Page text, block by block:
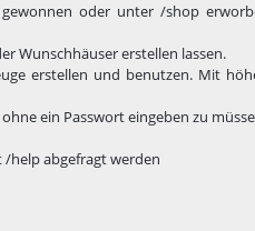
oder unter /shop
Wunschhäuser erstellen lassen.
erstellen und benutzen. Mit
ein Passwort eingeben zu
/help abgefragt werden